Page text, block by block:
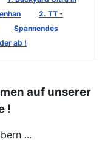
2. TT -
Spannendes
ab !
auf unserer
!
...